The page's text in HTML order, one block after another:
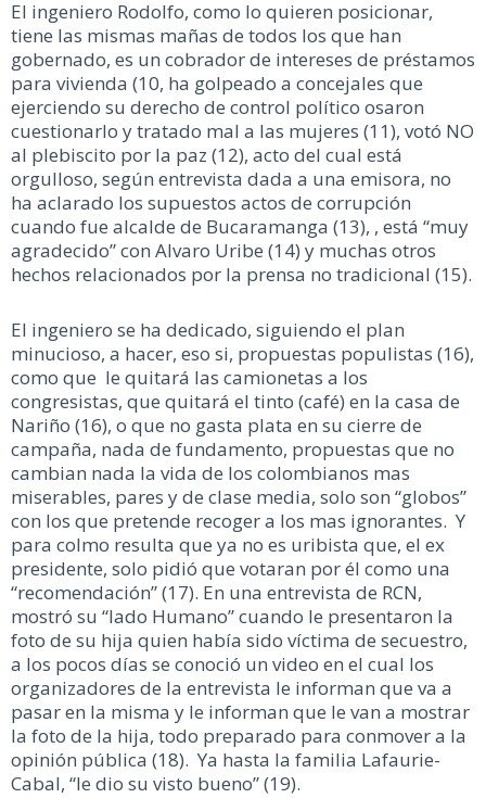
El ingeniero Rodolfo, como lo quieren posicionar,
tiene las mismas mañas de todos los que han
gobernado, es un cobrador de intereses de préstamos
para vivienda (10, ha golpeado a concejales que
ejerciendo su derecho de control político osaron
cuestionarlo y tratado mal a las mujeres (11), votó NO
al plebiscito por la paz (12), acto del cual está
orgulloso, según entrevista dada a una emisora, no
ha aclarado los supuestos actos de corrupción
cuando fue alcalde de Bucaramanga (13), , está “muy
agradecido” con Alvaro Uribe (14) y muchas otros
hechos relacionados por la prensa no tradicional (15).
El ingeniero se ha dedicado, siguiendo el plan
minucioso, a hacer, eso si, propuestas populistas (16),
como que le quitará las camionetas a los
congresistas, que quitará el tinto (café) en la casa de
Nariño (16), o que no gasta plata en su cierre de
campaña, nada de fundamento, propuestas que no
cambian nada la vida de los colombianos mas
miserables, pares y de clase media, solo son “globos”
con los que pretende recoger a los mas ignorantes. Y
para colmo resulta que ya no es uribista que, el ex
presidente, solo pidió que votaran por él como una
“recomendación” (17). En una entrevista de RCN,
mostró su “lado Humano” cuando le presentaron la
foto de su hija quien había sido víctima de secuestro,
a los pocos días se conoció un video en el cual los
organizadores de la entrevista le informan que va a
pasar en la misma y le informan que le van a mostrar
la foto de la hija, todo preparado para conmover a la
opinión pública (18). Ya hasta la familia Lafaurie-
Cabal, “le dio su visto bueno” (19).